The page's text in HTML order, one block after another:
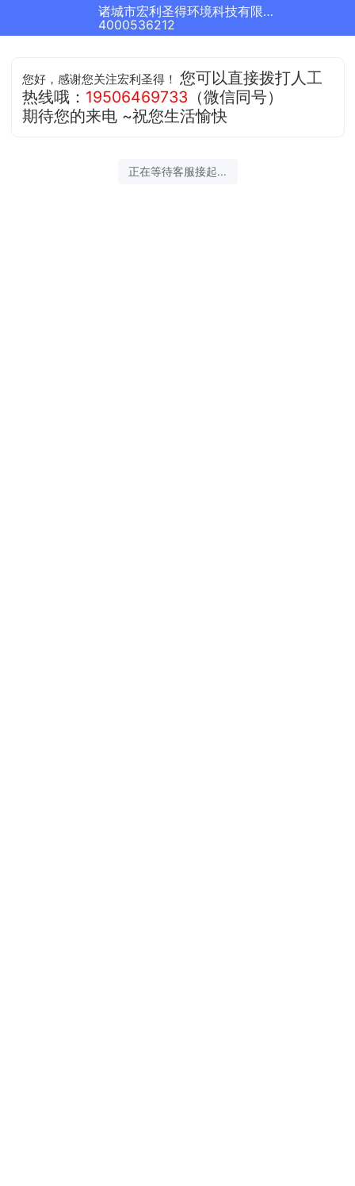
诸城市宏利圣得环境科技有限公司正在为您服务
4000536212
您好，感谢您关注宏利圣得！您可以直接拨打人工
热线哦： 19506469733 （微信同号）
期待您的来电 ~祝您生活愉快
正在等待客服接起...